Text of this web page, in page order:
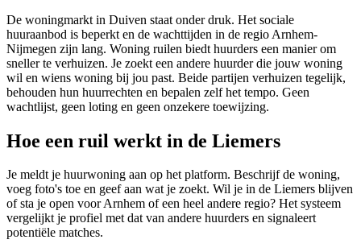
De woningmarkt in Duiven staat onder druk. Het sociale
huuraanbod is beperkt en de wachttijden in de regio Arnhem-
Nijmegen zijn lang. Woning ruilen biedt huurders een manier om
sneller te verhuizen. Je zoekt een andere huurder die jouw woning
wil en wiens woning bij jou past. Beide partijen verhuizen tegelijk,
behouden hun huurrechten en bepalen zelf het tempo. Geen
wachtlijst, geen loting en geen onzekere toewijzing.
Hoe een ruil werkt in de Liemers
Je meldt je huurwoning aan op het platform. Beschrijf de woning,
voeg foto's toe en geef aan wat je zoekt. Wil je in de Liemers blijven
of sta je open voor Arnhem of een heel andere regio? Het systeem
vergelijkt je profiel met dat van andere huurders en signaleert
potentiële matches.